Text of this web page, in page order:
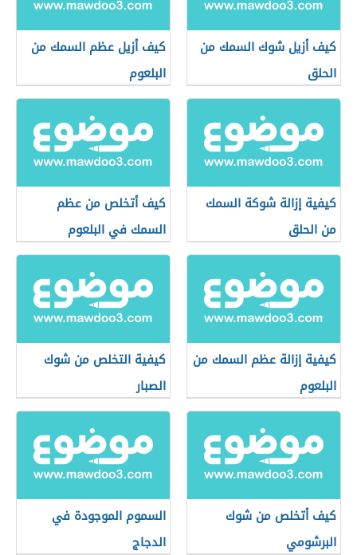
كيف أزيل شوك السمك من
الحلق
كيف أزيل عظم السمك من
البلعوم
كيفية إزالة شوكة السمك
من الحلق
كيف أتخلص من عظم
السمك في البلعوم
كيفية إزالة عظم السمك من
البلعوم
كيفية التخلص من شوك
الصبار
كيف أتخلص من شوك
البرشومي
السموم الموجودة في
الدجاج